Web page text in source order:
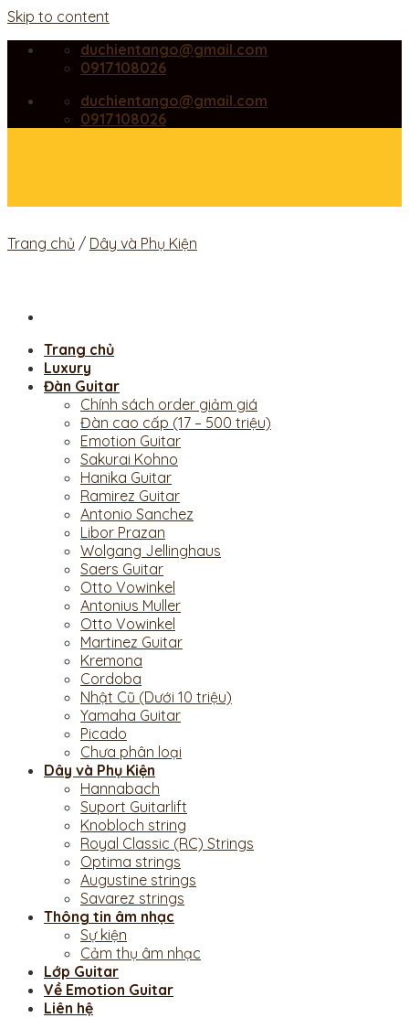
Skip to content
duchientango@gmail.com
0917108026
duchientango@gmail.com
0917108026
Trang chủ
Luxury
Đàn Guitar
Chính sách order giảm giá
Đàn cao cấp (17 – 500 triệu)
Emotion Guitar
Sakurai Kohno
Hanika Guitar
Ramirez Guitar
Antonio Sanchez
Libor Prazan
Wolgang Jellinghaus
Saers Guitar
Otto Vowinkel
Antonius Muller
Otto Vowinkel
Martinez Guitar
Kremona
Cordoba
Nhật Cũ (Dưới 10 triệu)
Yamaha Guitar
Picado
Chưa phân loại
Dây và Phụ Kiện
Hannabach
Suport Guitarlift
Knobloch string
Royal Classic (RC) Strings
Optima strings
Augustine strings
Savarez strings
Thông tin âm nhạc
Sự kiện
Cảm thụ âm nhạc
Lớp Guitar
Về Emotion Guitar
Liên hệ
Trang chủ / Dây và Phụ Kiện